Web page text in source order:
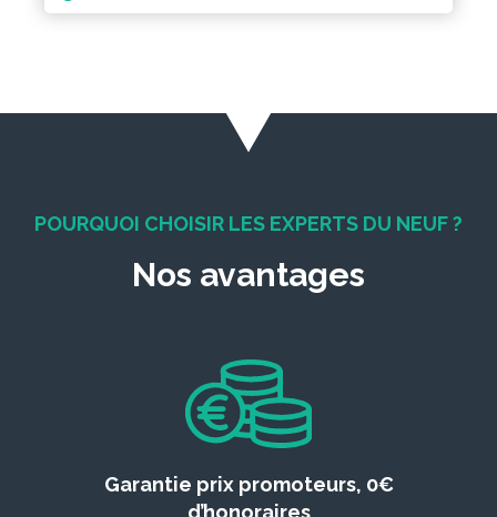
POURQUOI CHOISIR LES EXPERTS DU NEUF ?
Nos avantages
Garantie prix promoteurs, 0€
d’honoraires